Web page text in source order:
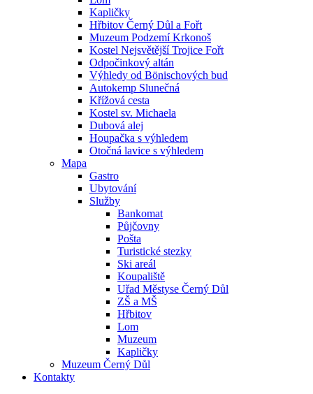
Kapličky
Hřbitov Černý Důl a Fořt
Muzeum Podzemí Krkonoš
Kostel Nejsvětější Trojice Fořt
Odpočinkový altán
Výhledy od Bönischových bud
Autokemp Slunečná
Křížová cesta
Kostel sv. Michaela
Dubová alej
Houpačka s výhledem
Otočná lavice s výhledem
Mapa
Gastro
Ubytování
Služby
Bankomat
Půjčovny
Pošta
Turistické stezky
Ski areál
Koupaliště
Uřad Městyse Černý Důl
ZŠ a MŠ
Hřbitov
Lom
Muzeum
Kapličky
Muzeum Černý Důl
Kontakty